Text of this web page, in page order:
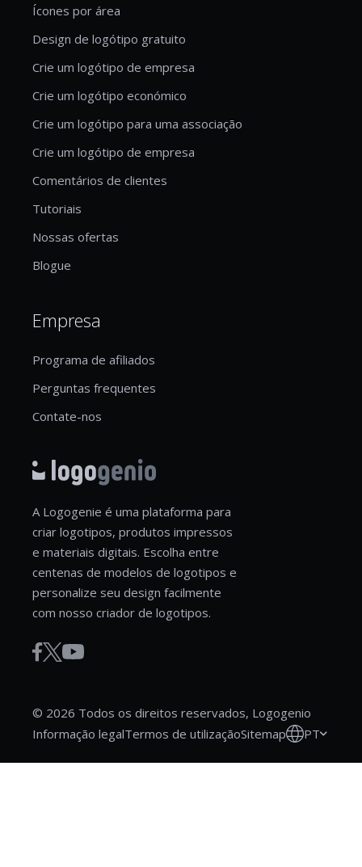
Ícones por área
Design de logótipo gratuito
Crie um logótipo de empresa
Crie um logótipo económico
Crie um logótipo para uma associação
Crie um logótipo de empresa
Comentários de clientes
Tutoriais
Nossas ofertas
Blogue
Empresa
Programa de afiliados
Perguntas frequentes
Contate-nos
A Logogenie é uma plataforma para
criar logotipos, produtos impressos
e materiais digitais. Escolha entre
centenas de modelos de logotipos e
personalize seu design facilmente
com nosso criador de logotipos.
© 2026 Todos os direitos reservados, Logogenio
Informação legalTermos de utilizaçãoSitemap PT